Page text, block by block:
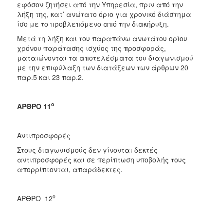
εφόσον ζητήσει από την Υπηρεσία, πριν από την
λήξη της, κατ’ ανώτατο όριο για χρονικό διάστημα
ίσο με το προβλεπόμενο από την διακήρυξη.
Μετά τη λήξη και του παραπάνω ανωτάτου ορίου
χρόνου παράτασης ισχύος της προσφοράς,
ματαιώνονται τα αποτελέσματα του διαγωνισμού
με την επιφύλαξη των διατάξεων των άρθρων 20
παρ.5 και 23 παρ.2.
ΑΡΘΡΟ 11ο
Αντιπροσφορές
Στους διαγωνισμούς δεν γίνονται δεκτές
αντιπροσφορές και σε περίπτωση υποβολής τους
απορρίπτονται, απαράδεκτες.
ΑΡΘΡΟ 12ο